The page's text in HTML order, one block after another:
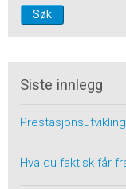
Søk
Siste innlegg
Hva du faktisk får